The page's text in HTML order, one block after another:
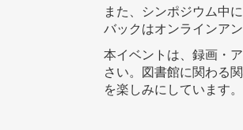
また、シンポジウム中
バックはオンラインア
本イベントは、録画・
さい。図書館に関わる
を楽しみにしています。